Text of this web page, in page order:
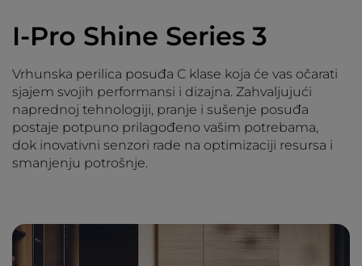
I-Pro Shine Series 3
Vrhunska perilica posuđa C klase koja će vas očarati
sjajem svojih performansi i dizajna. Zahvaljujući
naprednoj tehnologiji, pranje i sušenje posuđa
postaje potpuno prilagođeno vašim potrebama,
dok inovativni senzori rade na optimizaciji resursa i
smanjenju potrošnje.